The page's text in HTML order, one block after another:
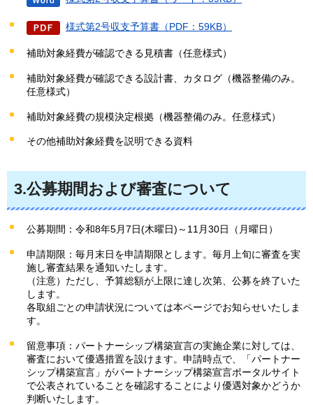
様式第2号収支予算書（PDF：59KB）
補助対象経費が確認できる見積書（任意様式）
補助対象経費が確認できる設計書、カタログ（機器整備のみ。
任意様式）
補助対象経費の規模決定根拠（機器整備のみ。任意様式）
その他補助対象経費を説明できる資料
3.公募期間および審査について
公募期間：令和8年5月7日(木曜日)～11月30日（月曜日）
申請期限：毎月末日を申請期限とします。毎月上旬に審査を実
施し審査結果を通知いたします。
（注意）ただし、予算総額が上限に達し次第、公募を終了いた
します。
各取組ごとの申請状況については本ページでお知らせいたしま
す。
留意事項：パートナーシップ構築宣言の実施企業に対しては、
審査において優遇措置を設けます。申請時点で、「パートナー
シップ構築宣言」がパートナーシップ構築宣言ポータルサイト
で公表されていることを確認することにより優遇対象かどうか
判断いたします。